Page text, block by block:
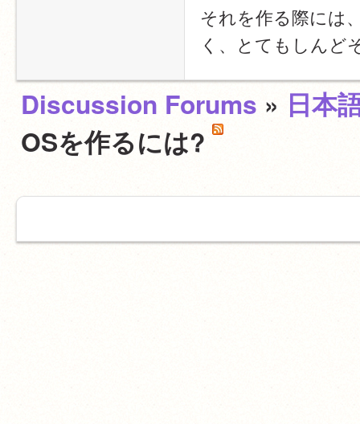
それを作る際には
く、とてもしんど
Discussion Forums » 日本
OSを作るには?